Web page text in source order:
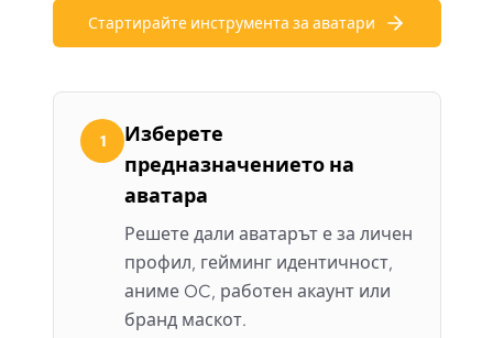
Стартирайте инструмента за аватари
1
Изберете
предназначението на
аватара
Решете дали аватарът е за личен
профил, гейминг идентичност,
аниме OC, работен акаунт или
бранд маскот.